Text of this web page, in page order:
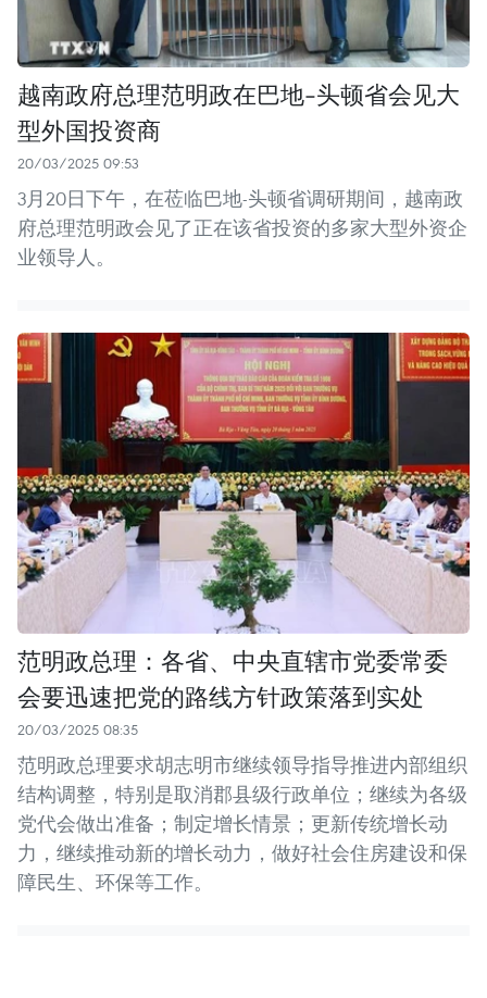
越南政府总理范明政在巴地-头顿省会见大
型外国投资商
20/03/2025 09:53
3月20日下午，在莅临巴地-头顿省调研期间，越南政
府总理范明政会见了正在该省投资的多家大型外资企
业领导人。
范明政总理：各省、中央直辖市党委常委
会要迅速把党的路线方针政策落到实处
20/03/2025 08:35
范明政总理要求胡志明市继续领导指导推进内部组织
结构调整，特别是取消郡县级行政单位；继续为各级
党代会做出准备；制定增长情景；更新传统增长动
力，继续推动新的增长动力，做好社会住房建设和保
障民生、环保等工作。